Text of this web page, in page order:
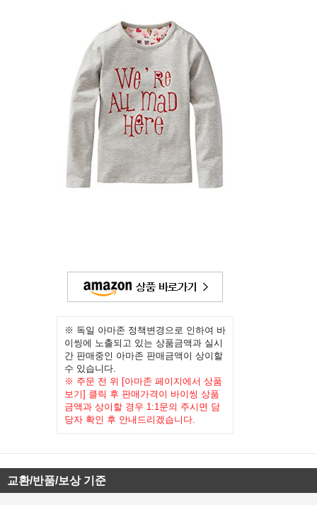
※ 독일 아마존 정책변경으로 인하여 바
이씽에 노출되고 있는 상품금액과 실시
간 판매중인 아마존 판매금액이 상이할
수 있습니다.
※ 주문 전 위 [아마존 페이지에서 상품
보기] 클릭 후 판매가격이 바이씽 상품
금액과 상이할 경우 1:1문의 주시면 담
당자 확인 후 안내드리겠습니다.
교환/반품/보상 기준